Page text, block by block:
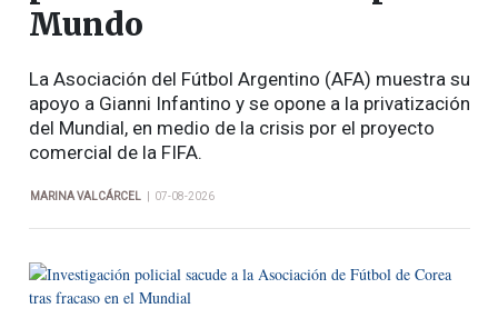
Mundo
La Asociación del Fútbol Argentino (AFA) muestra su
apoyo a Gianni Infantino y se opone a la privatización
del Mundial, en medio de la crisis por el proyecto
comercial de la FIFA.
MARINA VALCÁRCEL | 07-08-2026